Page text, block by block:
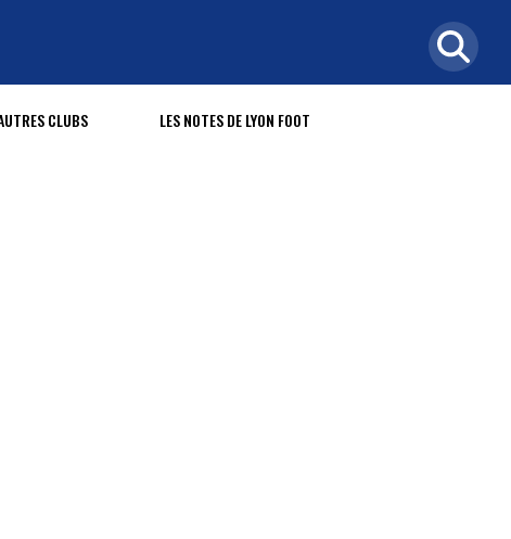
CLUBS LES NOTES DE LYON FOOT